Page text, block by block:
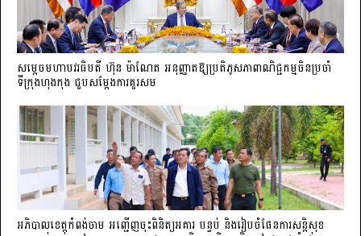
សម្តេចមហាបវរធិបតី ហ៊ុន ម៉ាណែត អនុញ្ញាតឱ្យប្រតិភូសភាពាណិជ្ជកម្មចិន​ប្រចាំ
ទីក្រុងហុងកុង ជួបសម្តែងការគួរសម
អភិបាលខេត្តកំពង់ចាម អញ្ជើញចុះពិនិត្យអគារ បន្ទប់ និងរៀបចំផែនការសន្តិសុខ